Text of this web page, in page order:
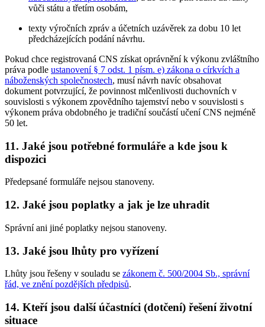
vůči státu a třetím osobám,
texty výročních zpráv a účetních uzávěrek za dobu 10 let
předcházejících podání návrhu.
Pokud chce registrovaná CNS získat oprávnění k výkonu zvláštního
práva podle ustanovení § 7 odst. 1 písm. e) zákona o církvích a
náboženských společnostech, musí návrh navíc obsahovat
dokument potvrzující, že povinnost mlčenlivosti duchovních v
souvislosti s výkonem zpovědního tajemství nebo v souvislosti s
výkonem práva obdobného je tradiční součástí učení CNS nejméně
50 let.
11. Jaké jsou potřebné formuláře a kde jsou k
dispozici
Předepsané formuláře nejsou stanoveny.
12. Jaké jsou poplatky a jak je lze uhradit
Správní ani jiné poplatky nejsou stanoveny.
13. Jaké jsou lhůty pro vyřízení
Lhůty jsou řešeny v souladu se zákonem č. 500/2004 Sb., správní
řád, ve znění pozdějších předpisů.
14. Kteří jsou další účastníci (dotčení) řešení životní
situace